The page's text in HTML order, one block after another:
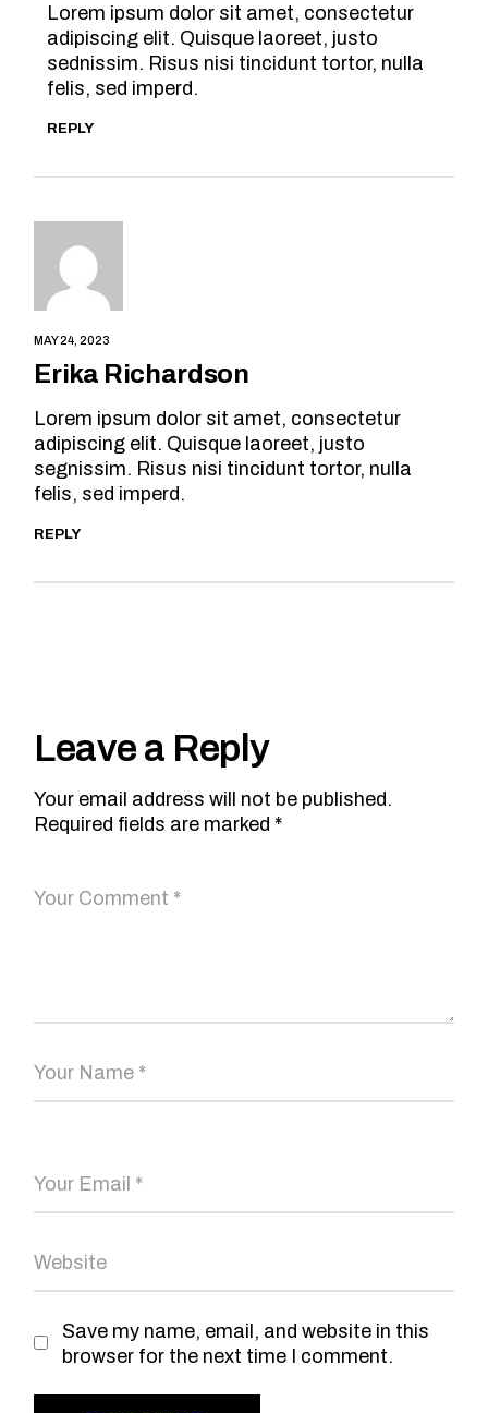
Lorem ipsum dolor sit amet, consectetur
adipiscing elit. Quisque laoreet, justo
sednissim. Risus nisi tincidunt tortor, nulla
felis, sed imperd.
REPLY
MAY 24, 2023
Erika Richardson
Lorem ipsum dolor sit amet, consectetur
adipiscing elit. Quisque laoreet, justo
segnissim. Risus nisi tincidunt tortor, nulla
felis, sed imperd.
REPLY
Leave a Reply
Your email address will not be published.
Required fields are marked *
Save my name, email, and website in this
browser for the next time I comment.